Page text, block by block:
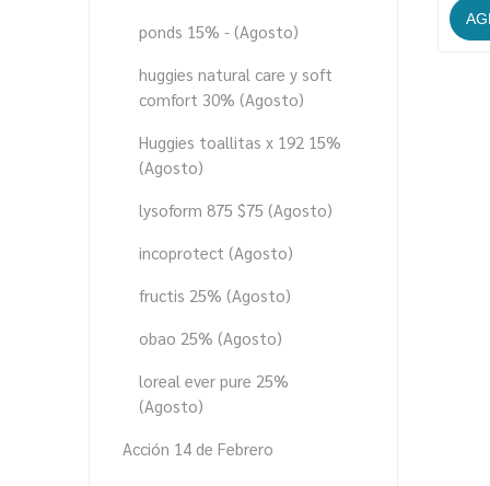
ponds 15% - (Agosto)
huggies natural care y soft
comfort 30% (Agosto)
Huggies toallitas x 192 15%
(Agosto)
lysoform 875 $75 (Agosto)
incoprotect (Agosto)
fructis 25% (Agosto)
obao 25% (Agosto)
loreal ever pure 25%
(Agosto)
Acción 14 de Febrero